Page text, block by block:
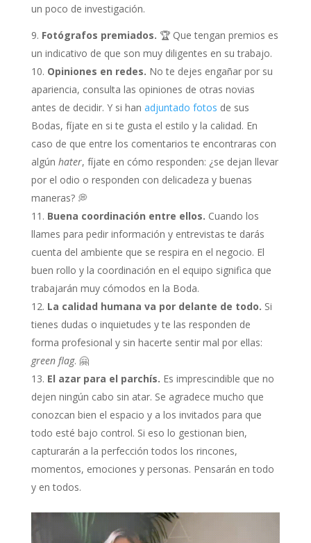
un poco de investigación.
Fotógrafos premiados. 🏆 Que tengan premios es
un indicativo de que son muy diligentes en su trabajo.
Opiniones en redes. No te dejes engañar por su
apariencia, consulta las opiniones de otras novias
antes de decidir. Y si han adjuntado fotos de sus
Bodas, fíjate en si te gusta el estilo y la calidad. En
caso de que entre los comentarios te encontraras con
algún hater, fíjate en cómo responden: ¿se dejan llevar
por el odio o responden con delicadeza y buenas
maneras? 💭
Buena coordinación entre ellos. Cuando los
llames para pedir información y entrevistas te darás
cuenta del ambiente que se respira en el negocio. El
buen rollo y la coordinación en el equipo significa que
trabajarán muy cómodos en la Boda.
La calidad humana va por delante de todo. Si
tienes dudas o inquietudes y te las responden de
forma profesional y sin hacerte sentir mal por ellas:
green flag. 🤗
El azar para el parchís. Es imprescindible que no
dejen ningún cabo sin atar. Se agradece mucho que
conozcan bien el espacio y a los invitados para que
todo esté bajo control. Si eso lo gestionan bien,
capturarán a la perfección todos los rincones,
momentos, emociones y personas. Pensarán en todo
y en todos.